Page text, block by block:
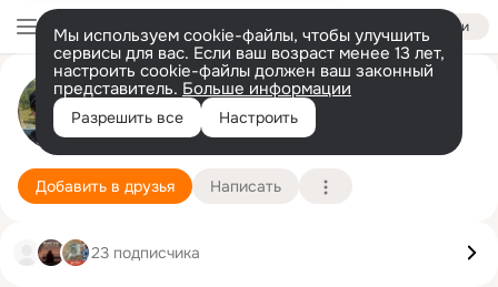
Войти
Мы используем cookie-файлы, чтобы улучшить
сервисы для вас. Если ваш возраст менее 13 лет,
настроить cookie-файлы должен ваш законный
представитель. Больше информации
Разрешить все Настроить
Павел Щадный
23 апреля (47 лет)
Добавить в друзья Написать
23 подписчика